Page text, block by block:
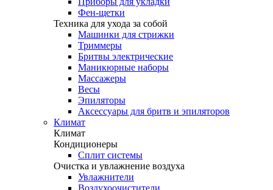
Фен-щетки
Техника для ухода за собой
Машинки для стрижки
Триммеры
Бритвы электрические
Маникюрные наборы
Массажеры
Весы
Эпиляторы
Аксессуары для бритв и эпиляторов
Климат
Климат
Кондиционеры
Сплит системы
Очистка и увлажнение воздуха
Увлажнители
Воздухоочистители